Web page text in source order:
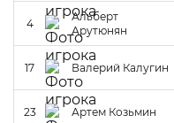
4
Альберт
Арутюнян
17 Валерий Калугин
23 Артем Козьмин